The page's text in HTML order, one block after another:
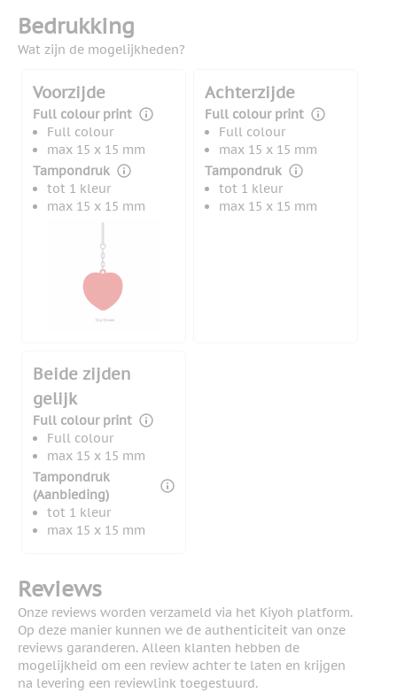
Bedrukking
Wat zijn de mogelijkheden?
Voorzijde
Full colour print
Full colour
max 15 x 15 mm
Tampondruk
tot 1 kleur
max 15 x 15 mm
Achterzijde
Full colour print
Full colour
max 15 x 15 mm
Tampondruk
tot 1 kleur
max 15 x 15 mm
Beide zijden
gelijk
Full colour print
Full colour
max 15 x 15 mm
Tampondruk
(Aanbieding)
tot 1 kleur
max 15 x 15 mm
Reviews
Onze reviews worden verzameld via het Kiyoh platform.
Op deze manier kunnen we de authenticiteit van onze
reviews garanderen. Alleen klanten hebben de
mogelijkheid om een review achter te laten en krijgen
na levering een reviewlink toegestuurd.